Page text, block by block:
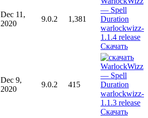
Dec 11,
2020
9.0.2 1,381
Скачать
Dec 9,
2020
9.0.2 415
Скачать